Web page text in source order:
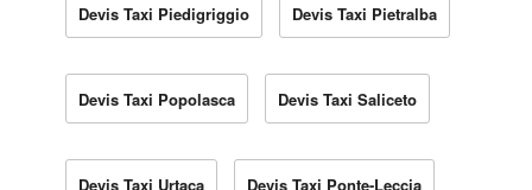
Devis Taxi Piedigriggio Devis Taxi Pietralba
Devis Taxi Popolasca Devis Taxi Saliceto
Devis Taxi Urtaca Devis Taxi Ponte-Leccia